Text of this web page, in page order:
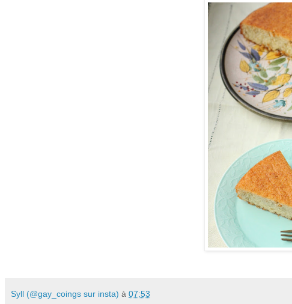
Syll (@gay_coings sur insta) à 07:53